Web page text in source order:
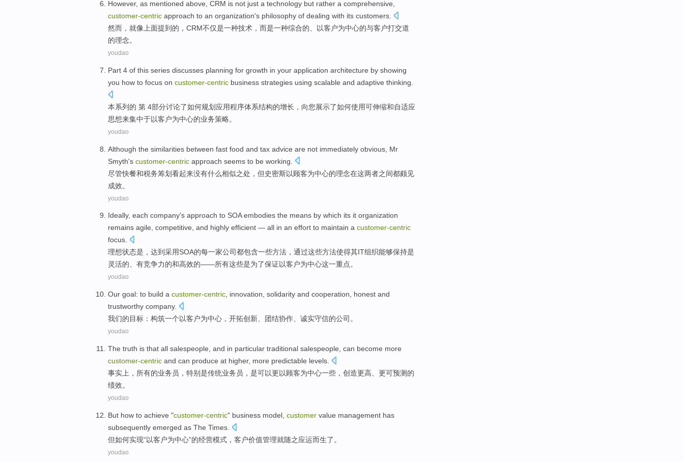
However, as mentioned above CRM is not just a technology but rather a comprehensive
customer-centric approach to an organization's philosophy of dealing with its customers
然而 ， 就像 上面提到 的 ， CRM不仅是一种技术 ， 而是一种综合的 以客户为中心的与客户打交道
的理念。
youdao
Part 4 of this series discusses planning for growth in your application architecture by showing
you how to focus on customer-centric business strategies using scalable and adaptive thinking
本系列 的 第 4部分讨论了如何规划 应用程序体系结构的增长 ， 向您展示了如何使用可伸缩和自适应
思想来集中于以客户为中心的业务策略。
youdao
Although the similarities between fast food and tax advice are not immediately obvious, Mr
Smyth's customer-centric approach seems to be working
尽管快餐和税务筹划看起来没有什么相似之处，但史密斯以顾客为中心的理念在这两者之间都颇见
成效。
youdao
Ideally, each company's approach to SOA embodies the means by which its it organization
remains agile, competitive, and highly efficient — all in an effort to maintain a customer-centric
focus.
理想状态是，达到采用SOA的每一家公司都包含一些方法 ， 通过这些方法使得其IT组织能够保持是
灵活的、有竞争力的和高效的——所有这些是为了保证以客户为中心这一重点。
youdao
Our goal: to build a customer-centric innovation solidarity and cooperation honest and
trustworthy company.
我们的目标 ： 构筑一个以客户为中心 ， 开拓创新 团结协作 诚实守信的公司 。
youdao
The truth is that all salespeople , and in particular traditional salespeople, can become more
customer-centric and can produce at higher, more predictable levels
事实上 ， 所有的业务员 ， 特别是传统业务员， 是可以更以顾客为中心一些 ， 创造更高 、更可预测 的
绩效。
youdao
But how to achieve "customer-centric" business model customer value management has
subsequently emerged as The Times
但如何实现“以客户为中心”的经营模式 ， 客户价值管理就随之应运而生了。
youdao